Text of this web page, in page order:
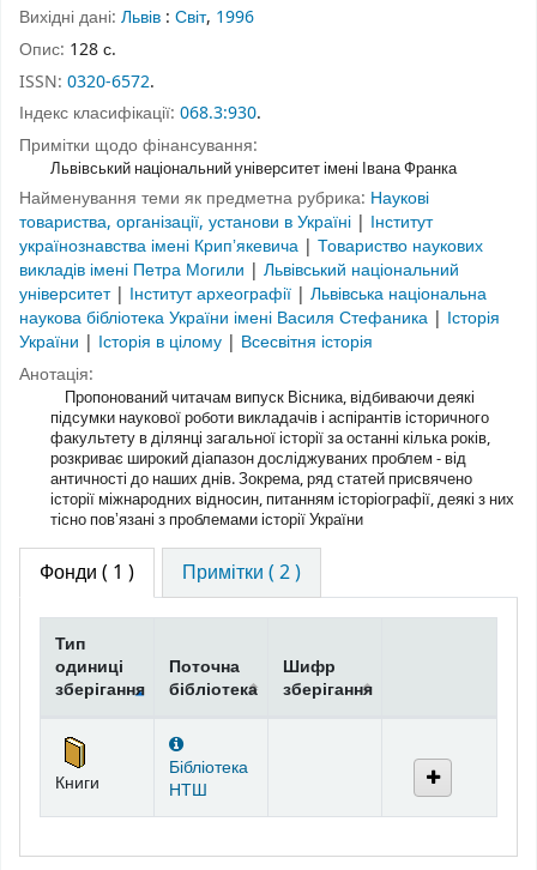
Вихідні дані: Львів : Світ, 1996
Опис: 128 с.
ISSN: 0320-6572.
Індекс класифікації: 068.3:930.
Примітки щодо фінансування:
Львівський національний університет імені Івана Франка
Найменування теми як предметна рубрика: Наукові
товариства, організації, установи в Україні | Інститут
українознавства імені Крипʼякевича | Товариство наукових
викладів імені Петра Могили | Львівський національний
університет | Інститут археографії | Львівська національна
наукова бібліотека України імені Василя Стефаника | Історія
України | Історія в цілому | Всесвітня історія
Анотація:
Пропонований читачам випуск Вісника, відбиваючи деякі
підсумки наукової роботи викладачів і аспірантів історичного
факультету в ділянці загальної історії за останні кілька років,
розкриває широкий діапазон досліджуваних проблем - від
античності до наших днів. Зокрема, ряд статей присвячено
історії міжнародних відносин, питанням історіографії, деякі з них
тісно повʼязані з проблемами історії України
Фонди ( 1 ) Примітки ( 2 )
Тип
одиниці
зберігання
Поточна
бібліотека
Шифр
зберігання
Книги
Бібліотека
НТШ